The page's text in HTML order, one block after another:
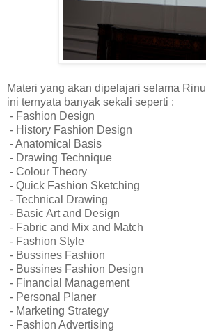
Materi yang akan dipelajari selama
ini ternyata banyak sekali seperti :
- Fashion Design
- History Fashion Design
- Anatomical Basis
- Drawing Technique
- Colour Theory
- Quick Fashion Sketching
- Technical Drawing
- Basic Art and Design
- Fabric and Mix and Match
- Fashion Style
- Bussines Fashion
- Bussines Fashion Design
- Financial Management
- Personal Planer
- Marketing Strategy
- Fashion Advertising